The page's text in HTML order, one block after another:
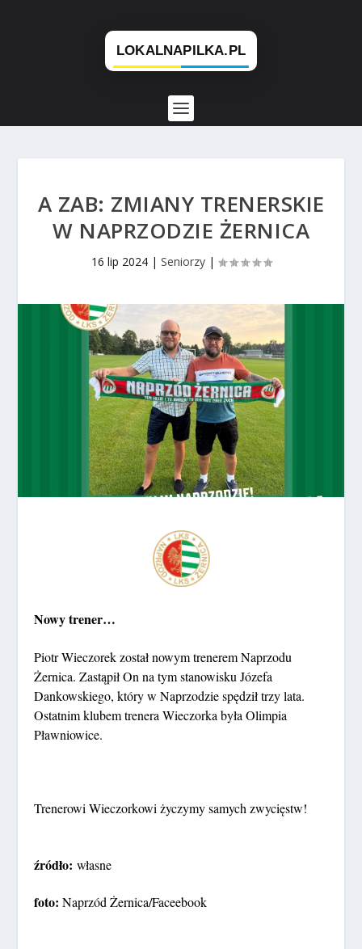
A ZAB: ZMIANY TRENERSKIE
W NAPRZODZIE ŻERNICA
16 lip 2024| Seniorzy|
Nowy trener…
Piotr Wieczorek został nowym trenerem Naprzodu
Żernica. Zastąpił On na tym stanowisku Józefa
Dankowskiego, który w Naprzodzie spędził trzy lata.
Ostatnim klubem trenera Wieczorka była Olimpia
Pławniowice.
Trenerowi Wieczorkowi życzymy samych zwycięstw!
źródło:własne
foto:Naprzód Żernica/Faceebook